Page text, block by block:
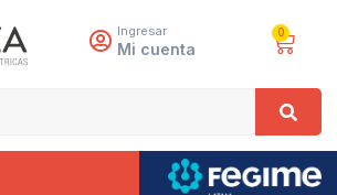
Ingresar
Mi cuenta
0